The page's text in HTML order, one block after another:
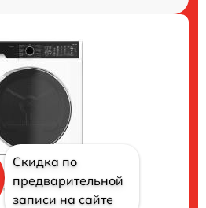
Скидка по
предварительной
записи на сайте